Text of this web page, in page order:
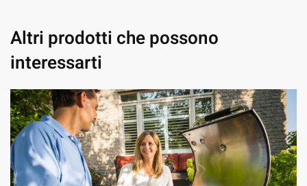
Altri prodotti che possono
interessarti